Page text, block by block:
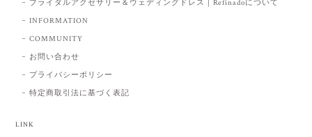
ブライダルアクセサリー＆ウェディングドレス｜Refinadoについて
INFORMATION
COMMUNITY
お問い合わせ
プライバシーポリシー
特定商取引法に基づく表記
LINK